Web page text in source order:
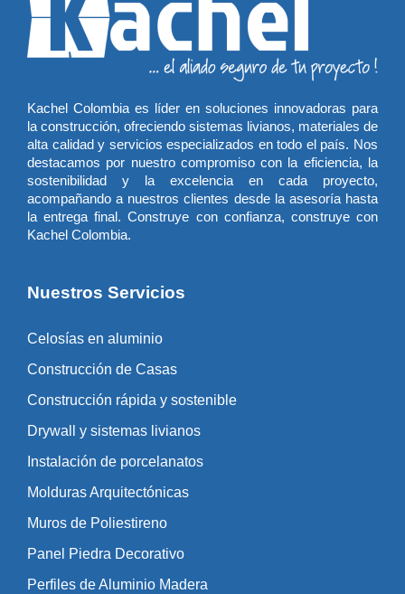
Kachel Colombia es líder en soluciones innovadoras para
la construcción, ofreciendo sistemas livianos, materiales de
alta calidad y servicios especializados en todo el país. Nos
destacamos por nuestro compromiso con la eficiencia, la
sostenibilidad y la excelencia en cada proyecto,
acompañando a nuestros clientes desde la asesoría hasta
la entrega final. Construye con confianza, construye con
Kachel Colombia.
Nuestros Servicios
Celosías en aluminio
Construcción de Casas
Construcción rápida y sostenible
Drywall y sistemas livianos
Instalación de porcelanatos
Molduras Arquitectónicas
Muros de Poliestireno
Panel Piedra Decorativo
Perfiles de Aluminio Madera